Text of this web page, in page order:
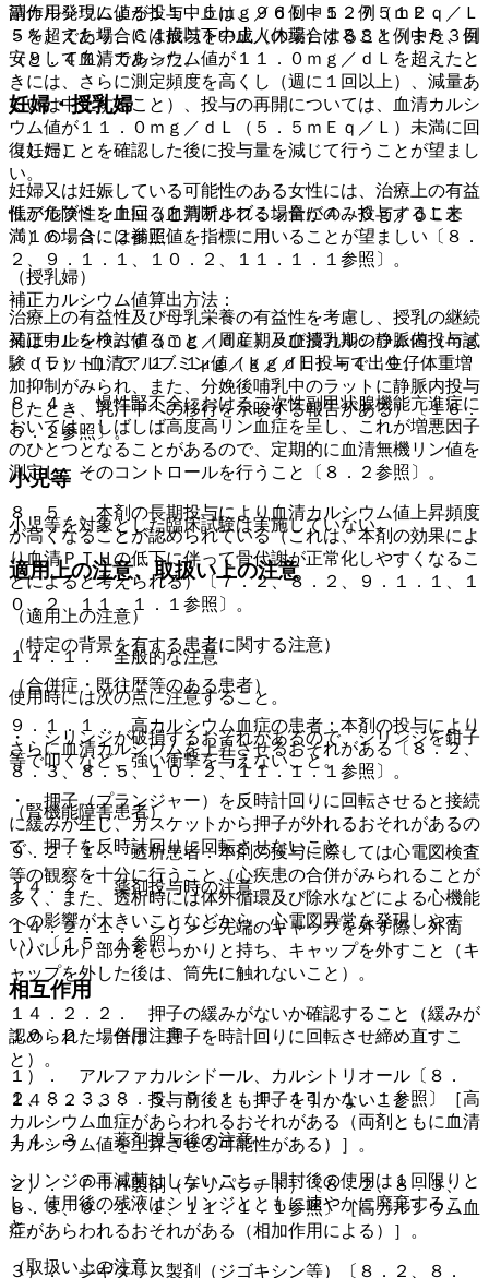
副作用発現による投与中止は、９６例中１２例（１２．
５％）であり、６４歳以下の成人の場合は８８１例中８３例
（９．４％）であった。
妊婦・授乳婦
（妊婦）
妊婦又は妊娠している可能性のある女性には、治療上の有益
性が危険性を上回ると判断される場合にのみ投与すること
〔１６．３．２参照〕。
（授乳婦）
治療上の有益性及び母乳栄養の有益性を考慮し、授乳の継続
又は中止を検討すること（周産期及び授乳期の静脈内投与試
験（ラット）で、１．１μｇ／ｋｇ／日投与で出生仔体重増
加抑制がみられ、また、分娩後哺乳中のラットに静脈内投与
したとき、乳汁中への移行を示唆する報告がある）〔１６．
５．２参照〕。
小児等
小児等を対象とした臨床試験は実施していない。
適用上の注意、取扱い上の注意
（適用上の注意）
１４．１． 全般的な注意
使用時には次の点に注意すること。
・ シリンジが破損するおそれがあるので、シリンジを鉗子
等で叩くなど、強い衝撃を与えないこと。
・ 押子（プランジャー）を反時計回りに回転させると接続
に緩みが生じ、ガスケットから押子が外れるおそれがあるの
で、押子を反時計回りに回転させないこと。
１４．２． 薬剤投与時の注意
１４．２．１． シリンジ先端のキャップを外す際、外筒
（バレル）部分をしっかりと持ち、キャップを外すこと（キ
ャップを外した後は、筒先に触れないこと）。
１４．２．２． 押子の緩みがないか確認すること（緩みが
認められた場合は、押子を時計回りに回転させ締め直すこ
と）。
１４．２．３． 投与前後とも押子を引かないこと。
１４．３． 薬剤投与後の注意
シリンジの再滅菌はしないこと。開封後の使用は１回限りと
し、使用後の残液はシリンジとともに速やかに廃棄するこ
と。
（取扱い上の注意）
清カルシウム値が１１．５ｍｇ／ｄＬ＜５．７５ｍＥｑ／Ｌ
＞を超えた場合には投与を中止（休薬）すること（また、目
安として血清カルシウム値が１１．０ｍｇ／ｄＬを超えたと
きには、さらに測定頻度を高くし（週に１回以上）、減量あ
るいは中止すること）、投与の再開については、血清カルシ
ウム値が１１．０ｍｇ／ｄＬ（５．５ｍＥｑ／Ｌ）未満に回
復したことを確認した後に投与量を減じて行うことが望まし
い。
低アルブミン血症（血清アルブミン量が４．０ｇ／ｄＬ未
満）の場合には補正値を指標に用いることが望ましい〔８．
２、９．１．１、１０．２、１１．１．１参照〕。
補正カルシウム値算出方法：
補正カルシウム値（ｍｇ／ｄＬ）＝血清カルシウム値（ｍｇ
／ｄＬ）−血清アルブミン値（ｇ／ｄＬ）＋４．０。
８．４． 慢性腎不全における二次性副甲状腺機能亢進症に
おいては、しばしば高度高リン血症を呈し、これが増悪因子
のひとつとなることがあるので、定期的に血清無機リン値を
測定し、そのコントロールを行うこと〔８．２参照〕。
８．５． 本剤の長期投与により血清カルシウム値上昇頻度
が高くなることが認められている（これは、本剤の効果によ
り血清ＰＴＨの低下に伴って骨代謝が正常化しやすくなるこ
とによると考えられる）〔７．２、８．２、９．１．１、１
０．２、１１．１．１参照〕。
（特定の背景を有する患者に関する注意）
（合併症・既往歴等のある患者）
９．１．１． 高カルシウム血症の患者：本剤の投与により
さらに血清カルシウムを上昇させるおそれがある〔８．２、
８．３、８．５、１０．２、１１．１．１参照〕。
（腎機能障害患者）
９．２．１． 透析患者：本剤の投与に際しては心電図検査
等の観察を十分に行うこと（心疾患の合併がみられることが
多く、また、透析時には体外循環及び除水などによる心機能
への影響が大きいことなどから、心電図異常を発現しやす
い）〔１５．１参照〕。
相互作用
１０．２． 併用注意：
１）． アルファカルシドール、カルシトリオール〔８．
２、８．３、８．５、９．１．１、１１．１．１参照〕［高
カルシウム血症があらわれるおそれがある（両剤ともに血清
カルシウム値を上昇させる可能性がある）］。
２）． ＰＴＨ製剤（テリパラチド）〔８．２、８．３、
８．５、９．１．１、１１．１．１参照〕［高カルシウム血
症があらわれるおそれがある（相加作用による）］。
３）． ジギタリス製剤（ジゴキシン等）〔８．２、８．